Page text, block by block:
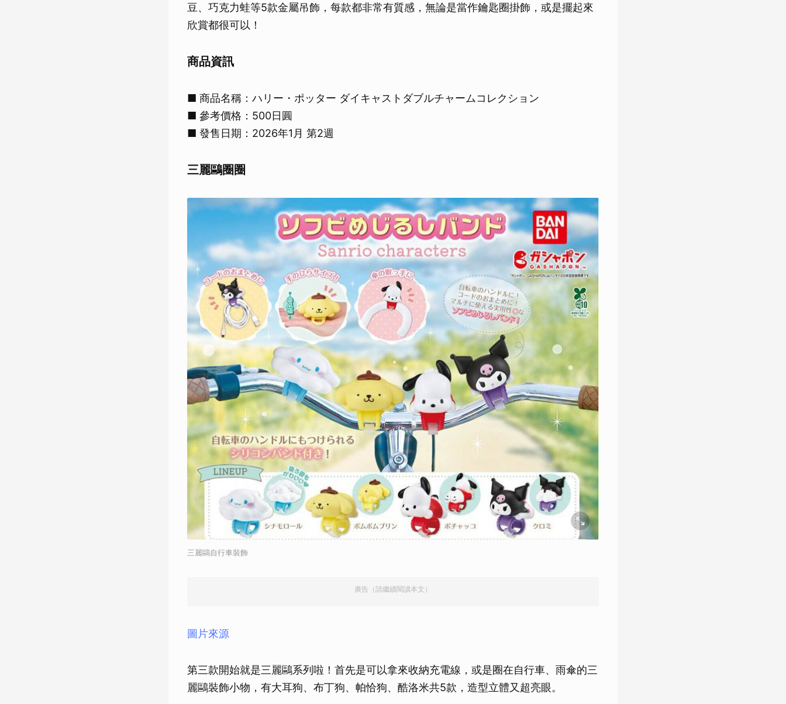
豆、巧克力蛙等5款金屬吊飾，每款都非常有質感，無論是當作鑰匙圈掛飾，或是擺起來
欣賞都很可以！
商品資訊
■ 商品名稱：ハリー・ポッター ダイキャストダブルチャームコレクション
■ 參考價格：500日圓
■ 發售日期：2026年1月 第2週
三麗鷗圈圈
三麗鷗自行車裝飾
廣告（請繼續閱讀本文）
圖片來源
第三款開始就是三麗鷗系列啦！首先是可以拿來收納充電線，或是圈在自行車、雨傘的三
麗鷗裝飾小物，有大耳狗、布丁狗、帕恰狗、酷洛米共5款，造型立體又超亮眼。